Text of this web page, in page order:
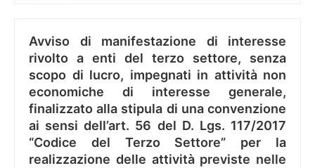
Avviso di manifestazione di interesse
rivolto a enti del terzo settore, senza
scopo di lucro, impegnati in attività non
economiche di interesse generale,
finalizzato alla stipula di una convenzione
ai sensi dell’art. 56 del D. Lgs. 117/2017
“Codice del Terzo Settore” per la
realizzazione delle attività previste nelle